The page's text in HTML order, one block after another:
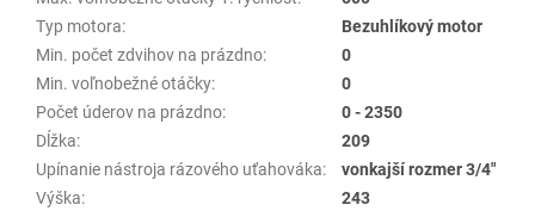
Typ motora:
Bezuhlíkový motor
Min. počet zdvihov na prázdno:
0
Min. voľnobežné otáčky:
0
Počet úderov na prázdno:
0 - 2350
Dĺžka:
209
Upínanie nástroja rázového uťahováka:
vonkajší rozmer 3/4"
Výška:
243